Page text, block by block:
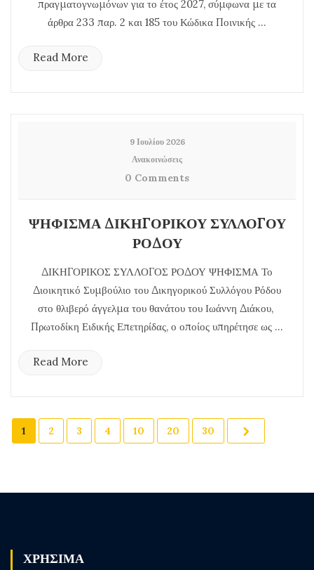
πραγματογνωμόνων για το έτος 2027, σύμφωνα με τα
άρθρα 233 παρ. 2 και 185 του Κώδικα Ποινικής ...
Read More
9 Ιουλίου 2026
Ανακοινώσεις
0 Comments
ΨΗΦΙΣΜΑ ΔΙΚΗΓΟΡΙΚΟΥ ΣΥΛΛΟΓΟΥ
ΡΟΔΟΥ
ΔΙΚΗΓΟΡΙΚΟΣ ΣΥΛΛΟΓΟΣ ΡΟΔΟΥ ΨΗΦΙΣΜΑ Το
Διοικητικό Συμβούλιο του Δικηγορικού Συλλόγου Ρόδου
στο θλιβερό άγγελμα του θανάτου του Ιωάννη Διάκου,
Πρωτοδίκη Ειδικής Επετηρίδας, ο οποίος υπηρέτησε ως ...
Read More
1 2 3 4 10 20 30
ΧΡΗΣΙΜΑ